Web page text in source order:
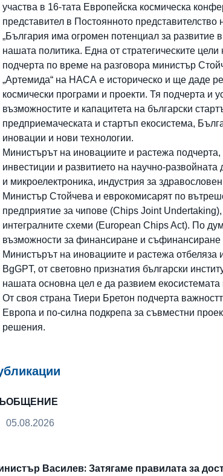
участва в 16-тата Европейска космическа
представител в Постоянното
„България има огромен потенциал за развитие
нашата политика. Една от стратегическите
подчерта по време на разговора министър
„Артемида“ на НАСА е историческо и ще даде
космически програми и проекти. Тя подчерта и
възможностите и капацитета на български
предприемаческата и стартъп екосистема,
иновации и нови технологии.
Министърът на иновациите и растежа
инвестиции и развитието на научно-
и микроелектроника, индустрия за
Министър Стойчева и еврокомисарят по
предприятие за чипове (Chips Joint
интегралните схеми (European Chips Act). По
възможности за финансиране и съфинансиране
Министърът на иновациите и растежа отбеляза
BgGPT, от световно признатия български
нашата основна цел е да развием
От своя страна Тиери Бретон подчерта
Европа и по-силна подкрепа за съвместни
решения.
05.08.2026
Василев: Затягаме правилата за